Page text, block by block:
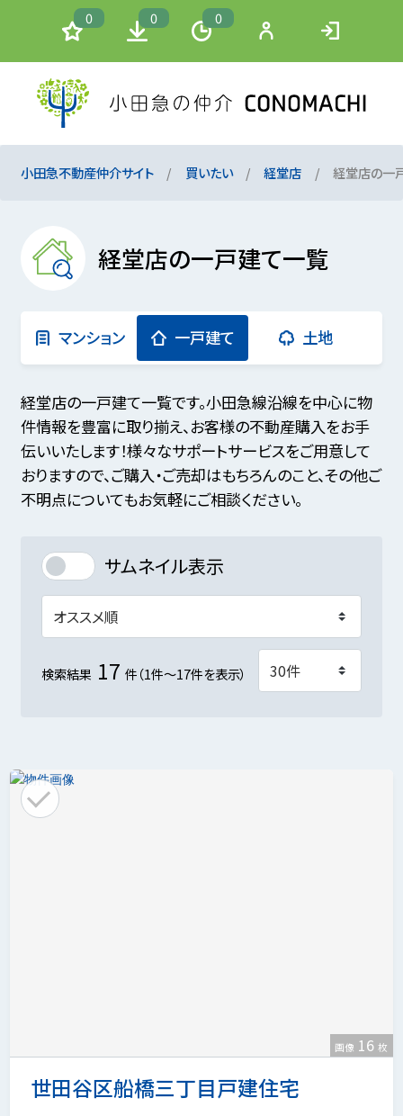
0 0 0
小田急不動産仲介サイト 買いたい 経堂店 経堂店の一
経堂店の一戸建て一覧
マンション 一戸建て 土地
経堂店の一戸建て一覧です。小田急線沿線を中心に物
件情報を豊富に取り揃え、お客様の不動産購入をお手
伝いいたします！様々なサポートサービスをご用意して
おりますので、ご購入・ご売却はもちろんのこと、その他ご
不明点についてもお気軽にご相談ください。
サムネイル表示
検索結果 17 件（1件～17件を表示）
世田谷区船橋三丁目戸建住宅
画像 16 枚